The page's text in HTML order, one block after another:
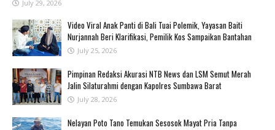
July 29, 2026
‎Video Viral Anak Panti di Bali Tuai Polemik, Yayasan Baiti
Nurjannah Beri Klarifikasi, Pemilik Kos Sampaikan Bantahan ‎
July 25, 2026
Pimpinan Redaksi Akurasi NTB News dan LSM Semut Merah
Jalin Silaturahmi dengan Kapolres Sumbawa Barat
July 28, 2026
‎Nelayan Poto Tano Temukan Sesosok Mayat Pria Tanpa